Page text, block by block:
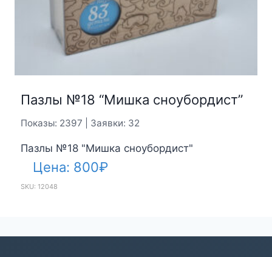
Пазлы №18 “Мишка сноубордист”
Показы: 2397 | Заявки: 32
Пазлы №18 "Мишка сноубордист"
Цена: 800₽
SKU: 12048